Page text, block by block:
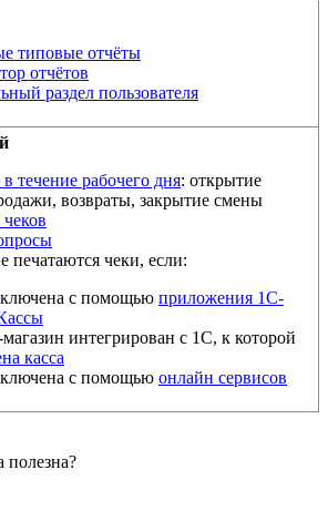
типовые отчёты
отчётов
раздел пользователя
течение рабочего дня: открытие
возвраты, закрытие смены
печатаются чеки, если:
с помощью приложения 1С-
интегрирован с 1С, к которой
касса
с помощью онлайн сервисов
полезна?